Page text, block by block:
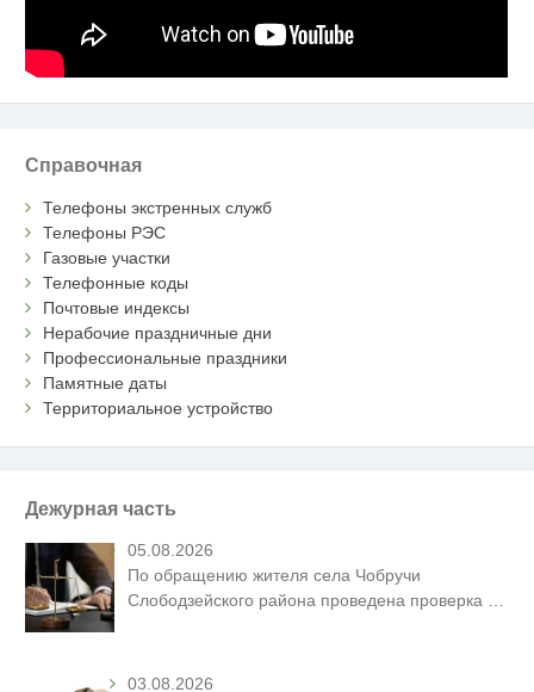
Справочная
Телефоны экстренных служб
Телефоны РЭС
Газовые участки
Телефонные коды
Почтовые индексы
Нерабочие праздничные дни
Профессиональные праздники
Памятные даты
Территориальное устройство
Дежурная часть
05.08.2026
По обращению жителя села Чобручи
Слободзейского района проведена проверка …
03.08.2026